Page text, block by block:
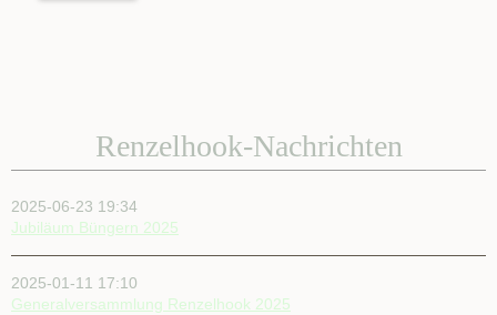
Renzelhook-Nachrichten
2025-06-23 19:34
Jubiläum Büngern 2025
2025-01-11 17:10
Generalversammlung Renzelhook 2025